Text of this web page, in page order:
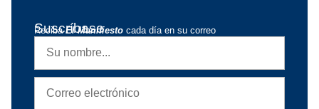
Suscríbase
RecibaEl Manifiesto cada día en su correo